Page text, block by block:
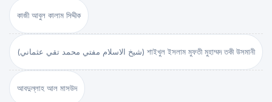
কাজী আবুল কালাম সিদ্দীক
(شيخ الاسلام مفتي محمد تقي عثماني) শাইখুল ইসলাম মুফতী মুহাম্মদ তকী উসমানী
আবদুল্লাহ আল মাসউদ